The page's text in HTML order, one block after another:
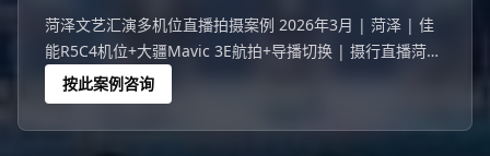
菏泽文艺汇演多机位直播拍摄案例 2026年3月 | 菏泽 | 佳
能R5C4机位+大疆Mavic 3E航拍+导播切换 | 摄行直播菏泽
团队 菏泽一场499人的文艺汇演活动，线下观众座无虚席，
线上8421人同步观看。
按此案例咨询